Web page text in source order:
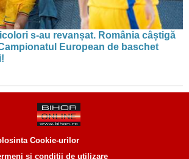
s-au revanșat. România câștigă
European de baschet
Cookie-urilor
si conditii de utilizare